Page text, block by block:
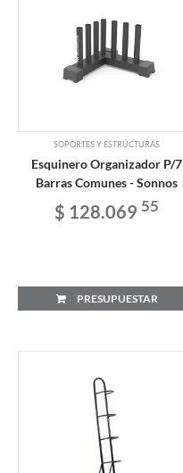
SOPORTES Y ESTRUCTURAS
Esquinero Organizador P/7
Barras Comunes - Sonnos
$ 128.069 55
PRESUPUESTAR